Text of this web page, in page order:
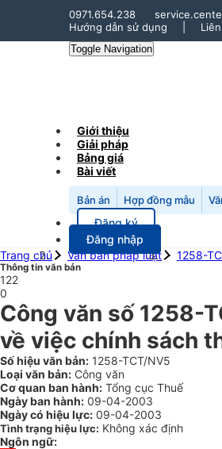
0971.654.238
Hướng dẫn sử dụng
Toggle Navigation
Giới thiệu
Giải pháp
Bảng giá
Bài viết
Bản án Hợp đồng mẫu
Đăng ký
Đăng nhập
Trang chủ
Văn bản pháp luật 1258-
Thông tin văn bản
122
0
Công văn số 1258-
về việc chính sách
Số hiệu văn bản: 1258-TCT/NV5
Loại văn bản: Công văn
Cơ quan ban hành: Tổng cục Thuế
Ngày ban hành: 09-04-2003
Ngày có hiệu lực: 09-04-2003
Tình trạng hiệu lực: Không xác định
Ngôn ngữ: